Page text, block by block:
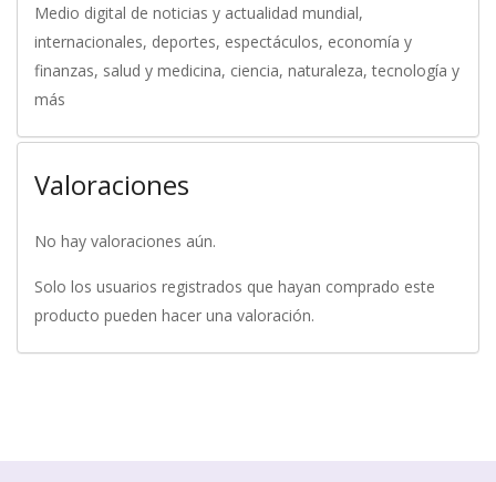
Medio digital de noticias y actualidad mundial,
internacionales, deportes, espectáculos, economía y
finanzas, salud y medicina, ciencia, naturaleza, tecnología y
más
Valoraciones
No hay valoraciones aún.
Solo los usuarios registrados que hayan comprado este
producto pueden hacer una valoración.